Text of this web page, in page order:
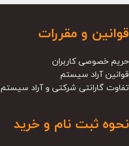
قوانین و مقررات
حریم خصوصی کاربران
قوانین آراد سیستم
تفاوت گارانتی شرکتی و آراد سیستم
نحوه ثبت نام و خرید